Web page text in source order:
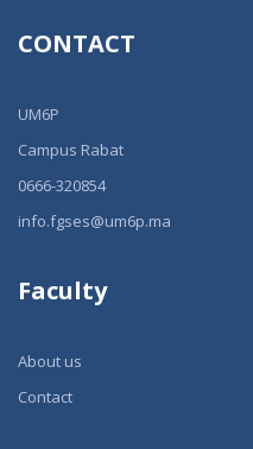
CONTACT
UM6P
Campus Rabat
0666-320854
info.fgses@um6p.ma
Faculty
About us
Contact